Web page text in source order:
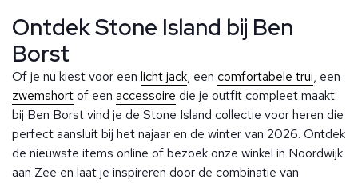
Ontdek Stone Island bij Ben
Borst
Of je nu kiest voor een licht jack, een comfortabele trui, een
zwemshortof een accessoire die je outfit compleet maakt:
bij Ben Borst vind je de Stone Island collectie voor heren die
perfect aansluit bij het najaar en de winter van 2026. Ontdek
de nieuwste items online of bezoek onze winkel in Noordwijk
aan Zee en laat je inspireren door de combinatie van